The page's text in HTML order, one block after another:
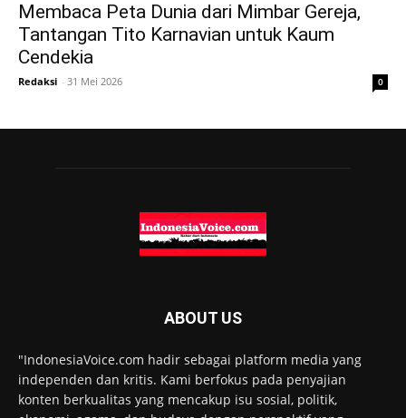
Membaca Peta Dunia dari Mimbar Gereja,
Tantangan Tito Karnavian untuk Kaum
Cendekia
Redaksi - 31 Mei 2026 0
ABOUT US
"IndonesiaVoice.com hadir sebagai platform media yang
independen dan kritis. Kami berfokus pada penyajian
konten berkualitas yang mencakup isu sosial, politik,